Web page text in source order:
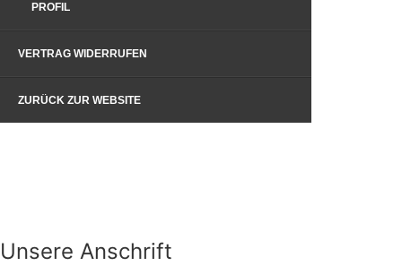
PROFIL
VERTRAG WIDERRUFEN
ZURÜCK ZUR WEBSITE
Unsere Anschrift